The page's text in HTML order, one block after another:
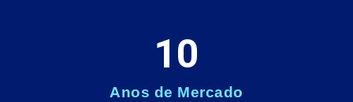
Anos de Mercado
10